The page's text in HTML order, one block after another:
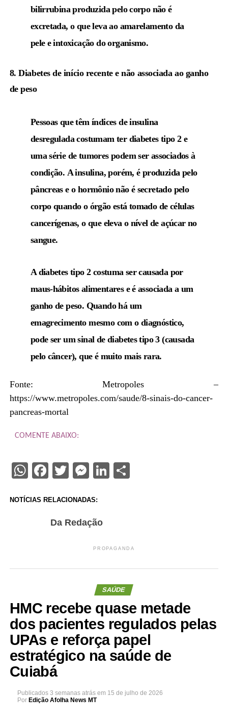
bilirrubina produzida pelo corpo não é
excretada, o que leva ao amarelamento da
pele e intoxicação do organismo.
8. Diabetes de início recente e não associada ao ganho
de peso
Pessoas que têm índices de insulina
desregulada costumam ter diabetes tipo 2 e
uma série de tumores podem ser associados à
condição. A insulina, porém, é produzida pelo
pâncreas e o hormônio não é secretado pelo
corpo quando o órgão está tomado de células
cancerígenas, o que eleva o nível de açúcar no
sangue.
A diabetes tipo 2 costuma ser causada por
maus-hábitos alimentares e é associada a um
ganho de peso. Quando há um
emagrecimento mesmo com o diagnóstico,
pode ser um sinal de diabetes tipo 3 (causada
pelo câncer), que é muito mais rara.
Fonte: Metropoles –
https://www.metropoles.com/saude/8-sinais-do-cancer-
pancreas-mortal
COMENTE ABAIXO:
WhatsApp
Facebook
Twitter
Messenger
LinkedIn
Share
NOTÍCIAS RELACIONADAS:
Da Redação
PROPAGANDA
SAÚDE
HMC recebe quase metade
dos pacientes regulados pelas
UPAs e reforça papel
estratégico na saúde de
Cuiabá
Publicados 3 semanas atrás em 15 de julho de 2026
Por Edição Afolha News MT